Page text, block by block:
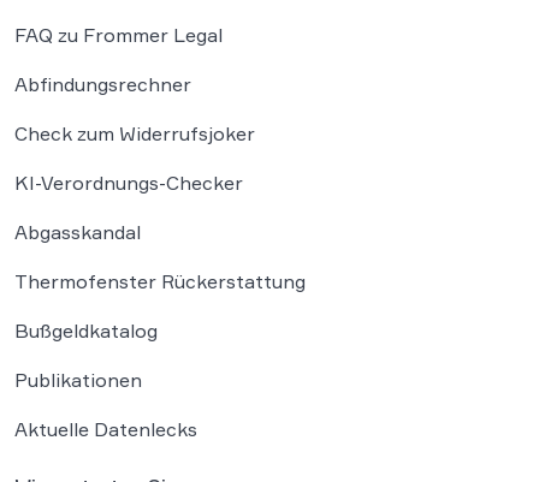
FAQ zu Frommer Legal
Abfindungsrechner
Check zum Widerrufsjoker
KI-Verordnungs-Checker
Abgasskandal
Thermofenster Rückerstattung
Bußgeldkatalog
Publikationen
Aktuelle Datenlecks